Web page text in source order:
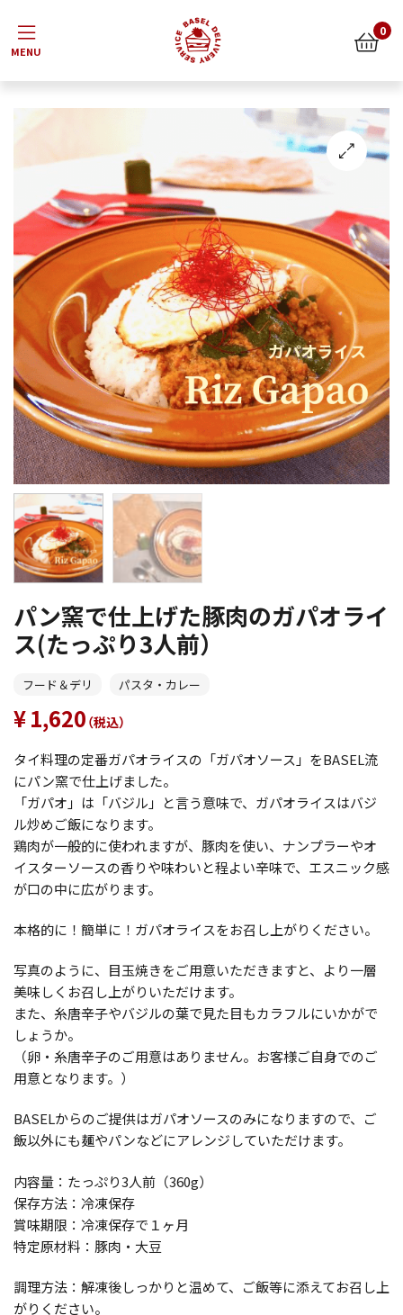
0
Menu
パン窯で仕上げた豚肉のガパオライ
ス(たっぷり3人前）
フード＆デリ パスタ・カレー
1,620（税込）
タイ料理の定番ガパオライスの「ガパオソース」をBASEL流
にパン窯で仕上げました。
「ガパオ」は「バジル」と言う意味で、ガパオライスはバジ
ル炒めご飯になります。
鶏肉が一般的に使われますが、豚肉を使い、ナンプラーやオ
イスターソースの香りや味わいと程よい辛味で、エスニック感
が口の中に広がります。
本格的に！簡単に！ガパオライスをお召し上がりください。
写真のように、目玉焼きをご用意いただきますと、より一層
美味しくお召し上がりいただけます。
また、糸唐辛子やバジルの葉で見た目もカラフルにいかがで
しょうか。
（卵・糸唐辛子のご用意はありません。お客様ご自身でのご
用意となります。）
BASELからのご提供はガパオソースのみになりますので、ご
飯以外にも麺やパンなどにアレンジしていただけます。
内容量：たっぷり3人前（360g）
保存方法：冷凍保存
賞味期限：冷凍保存で１ヶ月
特定原材料：豚肉・大豆
調理方法：解凍後しっかりと温めて、ご飯等に添えてお召し上
がりください。